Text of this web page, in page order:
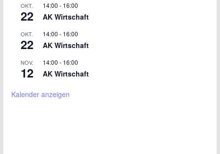
OKT.
22
14:00 - 16:00
AK Wirtschaft
OKT.
22
14:00 - 16:00
AK Wirtschaft
NOV.
12
14:00 - 16:00
AK Wirtschaft
Kalender anzeigen